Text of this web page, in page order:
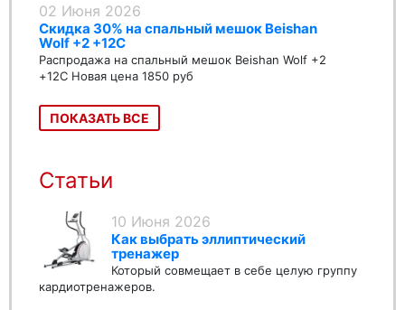
02 Июня 2026
Скидка 30% на спальный мешок Beishan
Wolf +2 +12C
Распродажа на спальный мешок Beishan Wolf +2
+12C Новая цена 1850 руб
ПОКАЗАТЬ ВСЕ
Статьи
10 Июня 2026
Как выбрать эллиптический
тренажер
Который совмещает в себе целую группу
кардиотренажеров.